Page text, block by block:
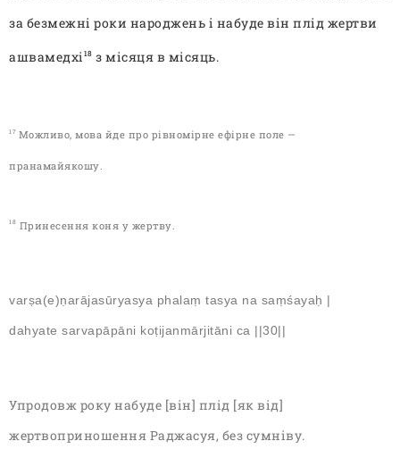
за безмежні роки народжень і набуде він плід жертви
ашвамедхі18 з місяця в місяць.
17 Можливо, мова йде про рівномірне ефірне поле —
пранамайякошу
18 Принесення коня у жертву
varṣa(e)ṇarājasūryasya phalaṃ tasya na saṃśayaḥ |
dahyate sarvapāpāni koṭijanmārjitāni ca ||30||
Упродовж року набуде [він] плід [як від]
жертвоприношення Раджасуя, без сумніву.